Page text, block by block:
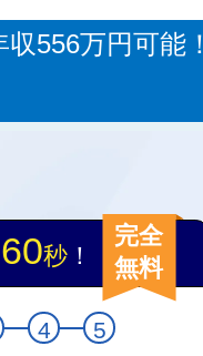
556万円可能！
60秒！
完全
無料
4 5